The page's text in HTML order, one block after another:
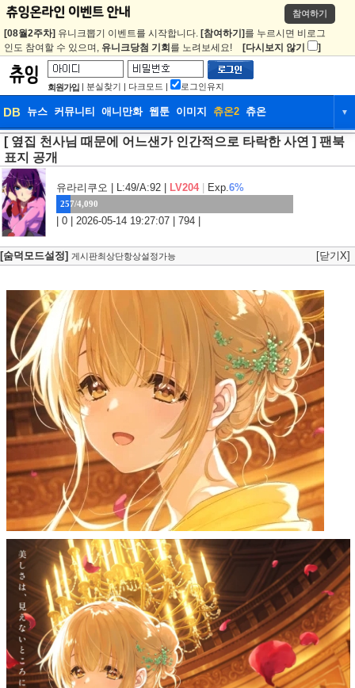
참여하기
[08월2주차] 유니크뽑기 이벤트를 시작합니다. [참여하기] 를 누르시면 비로그
인도 참여할 수 있으며, 유니크당첨 기회 를 노려보세요! [다시보지 않기 ]
회원가입 | 분실찾기 | 다크모드 | 로그인유지
DB 뉴스 커뮤니티 애니만화 웹툰 이미지 츄온2 츄온 ▼
DB 뉴스 커뮤니티 애니만화
웹툰
[ 옆집 천사님 때문에 어느샌가 인간적으로 타락한 사연 ] 팬북
표지 공개
유라리쿠오 | L:49/A:92 | LV204 Exp.6%
257/4,090
| 0 | 2026-05-14 19:27:07 | 794 |
[숨덕모드설정] 게시판최상단항상설정가능 [닫기X]